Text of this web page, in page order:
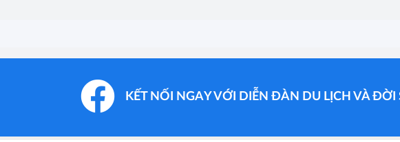
KẾT NỐI NGAY VỚI DIỄN ĐÀN DU LỊCH VÀ ĐỜI